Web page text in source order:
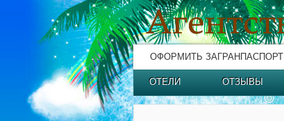
ОФОРМИТЬ ЗАГРАНПАСПОРТ
ОТЕЛИ ОТЗЫВЫ